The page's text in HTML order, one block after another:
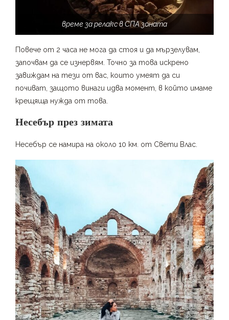
време за релакс в СПА зоната
Повече от 2 часа не мога да стоя и да мързелувам,
започвам да се изнервям. Точно за това искрено
завиждам на тези от вас, които умеят да си
почиват, защото винаги идва момент, в който имаме
крещяща нужда от това.
Несебър през зимата
Несебър се намира на около 10 км. от Свети Влас.